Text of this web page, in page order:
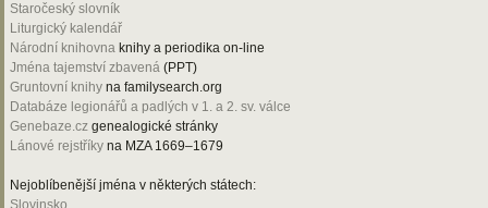
Staročeský slovník
Liturgický kalendář
Národní knihovna knihy a periodika on-line
Jména tajemství zbavená (PPT)
Gruntovní knihy na familysearch.org
Databáze legionářů a padlých v 1. a 2. sv. válce
Genebaze.cz genealogické stránky
Lánové rejstříky na MZA 1669–1679
Nejoblíbenější jména v některých státech:
Slovinsko